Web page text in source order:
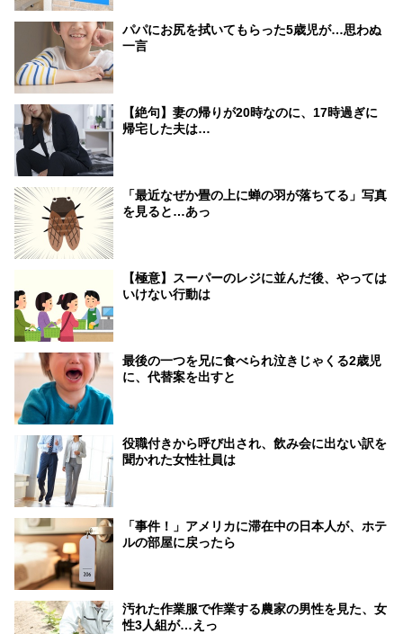
パパにお尻を拭いてもらった5歳児が…思わぬ
一言
【絶句】妻の帰りが20時なのに、17時過ぎに
帰宅した夫は…
「最近なぜか畳の上に蝉の羽が落ちてる」写真
を見ると…あっ
【極意】スーパーのレジに並んだ後、やっては
いけない行動は
最後の一つを兄に食べられ泣きじゃくる2歳児
に、代替案を出すと
役職付きから呼び出され、飲み会に出ない訳を
聞かれた女性社員は
「事件！」アメリカに滞在中の日本人が、ホテ
ルの部屋に戻ったら
汚れた作業服で作業する農家の男性を見た、女
性3人組が…えっ